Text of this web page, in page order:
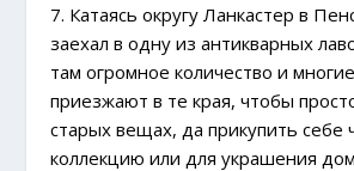
7. Катаясь округу Ланкастер в
заехал в одну из антикварных
там огромное количество и
приезжают в те края, чтобы
старых вещах, да прикупить себе
коллекцию или для украшения